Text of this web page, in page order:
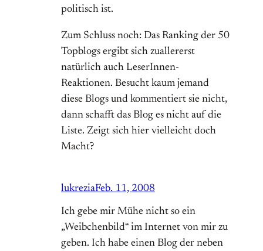
politisch ist.
Zum Schluss noch: Das Ranking der 50
Topblogs ergibt sich zuallererst
natürlich auch LeserInnen-
Reaktionen. Besucht kaum jemand
diese Blogs und kommentiert sie nicht,
dann schafft das Blog es nicht auf die
Liste. Zeigt sich hier vielleicht doch
Macht?
lukreziaFeb. 11, 2008
Ich gebe mir Mühe nicht so ein
„Weibchenbild“ im Internet von mir zu
geben. Ich habe einen Blog der neben